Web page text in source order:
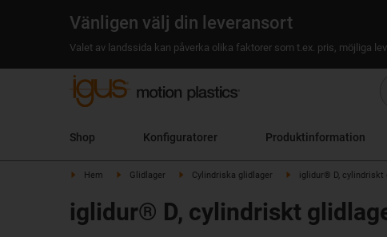
Vänligen välj din leveransort
Valet av landssida kan påverka olika faktorer som t.ex. pris, möjliga
Shop Konfiguratorer Produktinformation
Hem Glidlager Cylindriska glidlager iglidur® D, cylindriskt
iglidur® D, cylindriskt